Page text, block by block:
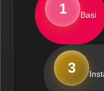
1 Basi
3